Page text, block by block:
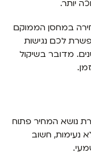
יותר.
במחסן הממוקם
לכם נגישות
מדובר בשיקול
נושא המחיר פתוח
נעימות, חשוב